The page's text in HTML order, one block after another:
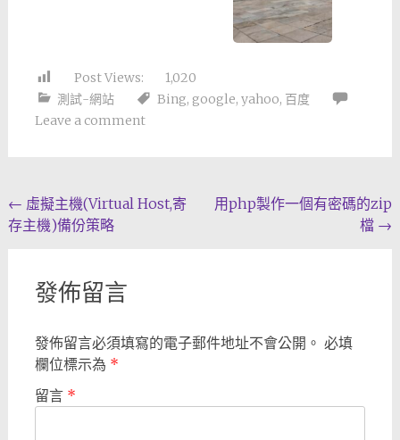
Post Views:
1,020
測試-網站
Bing, google, yahoo, 百度
Leave a comment
Post
navigation
← 虛擬主機(Virtual Host,寄
存主機)備份策略
用php製作一個有密碼的zip
檔 →
發佈留言
發佈留言必須填寫的電子郵件地址不會公開。 必填
欄位標示為 *
留言 *